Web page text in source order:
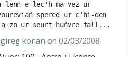
lenn e-lec'h ma vez ur
spered ur c'hi-den
gireg konan on 02/03/2008